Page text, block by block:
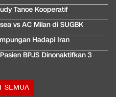
Tanoe Kooperatif
vs AC Milan di SUGBK
Hadapi Iran
BPJS Dinonaktifkan 3
SEMUA